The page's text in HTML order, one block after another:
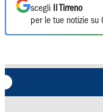
scegli
Il Tirreno
per le tue notizie su